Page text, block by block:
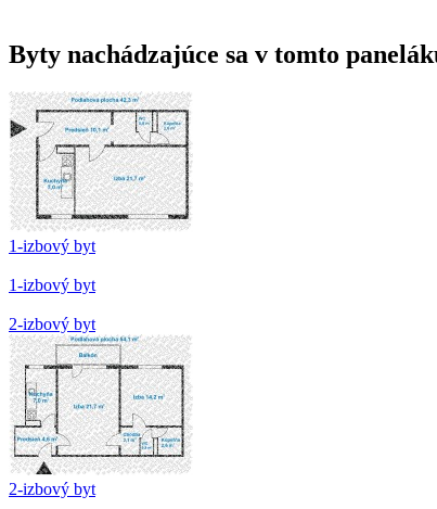
Byty nachádzajúce sa v tomto
1-izbový byt
1-izbový byt
2-izbový byt
2-izbový byt